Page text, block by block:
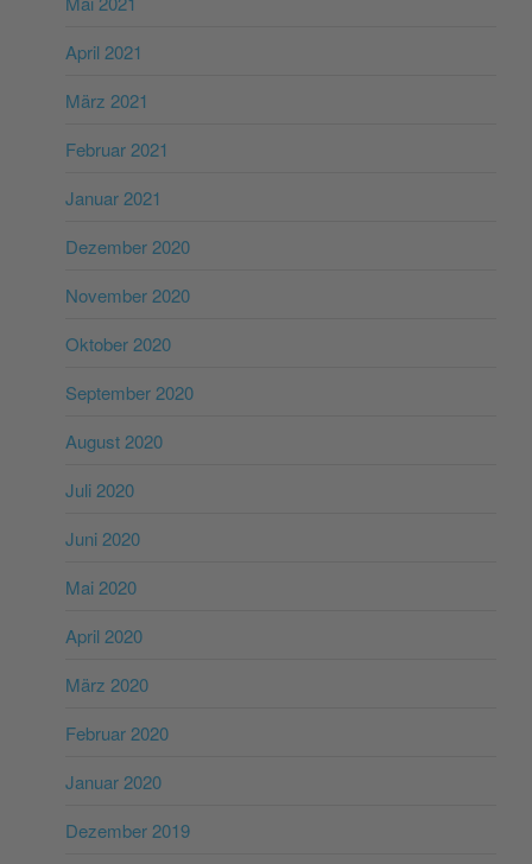
April 2021
März 2021
Februar 2021
Januar 2021
Dezember 2020
November 2020
Oktober 2020
September 2020
August 2020
Juli 2020
Juni 2020
Mai 2020
April 2020
März 2020
Februar 2020
Januar 2020
Dezember 2019